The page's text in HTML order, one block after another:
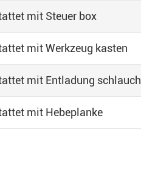
mit Steuer box
mit Werkzeug kasten
mit Entladung schlauch
mit Hebeplanke